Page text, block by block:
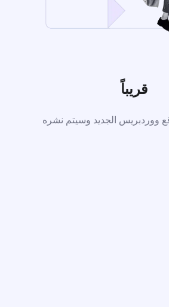
قريباً
ووردبريس الجديد وسيتم نشره